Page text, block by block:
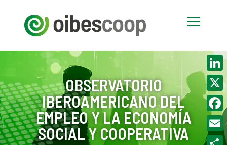
OBSERVATORIO
IBEROAMERICANO DEL
EMPLEO Y LA ECONOMÍA
SOCIAL Y COOPERATIVA
X
Email